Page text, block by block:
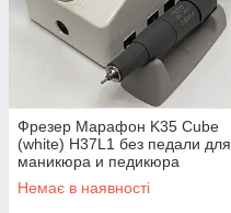
Фрезер Марафон K35 Cube
(white) H37L1 без педали для
маникюра и педикюра
Немає в наявності